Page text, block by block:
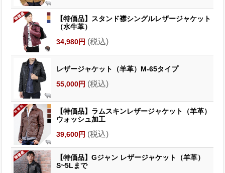
【特価品】スタンド襟シングルレザージャケット
（水牛革）
34,980円 (税込)
レザージャケット（羊革）M-65タイプ
55,000円 (税込)
【特価品】ラムスキンレザージャケット（羊革）
ウォッシュ加工
39,600円 (税込)
【特価品】Gジャン レザージャケット（羊革）
S~5Lまで